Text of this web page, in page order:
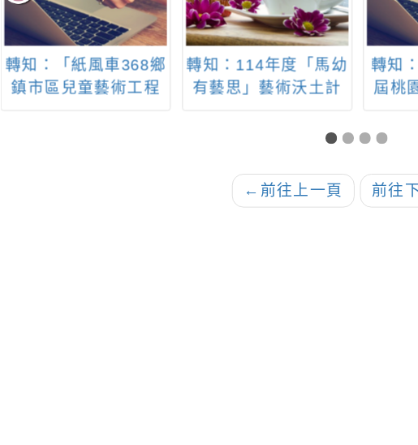
轉知：「紙風車368鄉
鎮市區兒童藝術工程
轉知：114年度「馬幼
有藝思」藝術沃土計
轉知
屆桃
← 前往上一頁 前往